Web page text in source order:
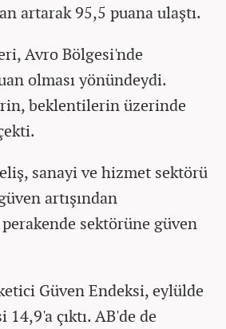
artarak 95,5 puana ulaştı.
Avro Bölgesi'nde
olması yönündeydi.
beklentilerin üzerinde
sanayi ve hizmet sektörü
artışından
sektörüne güven
Güven Endeksi, eylülde
çıktı. AB'de de